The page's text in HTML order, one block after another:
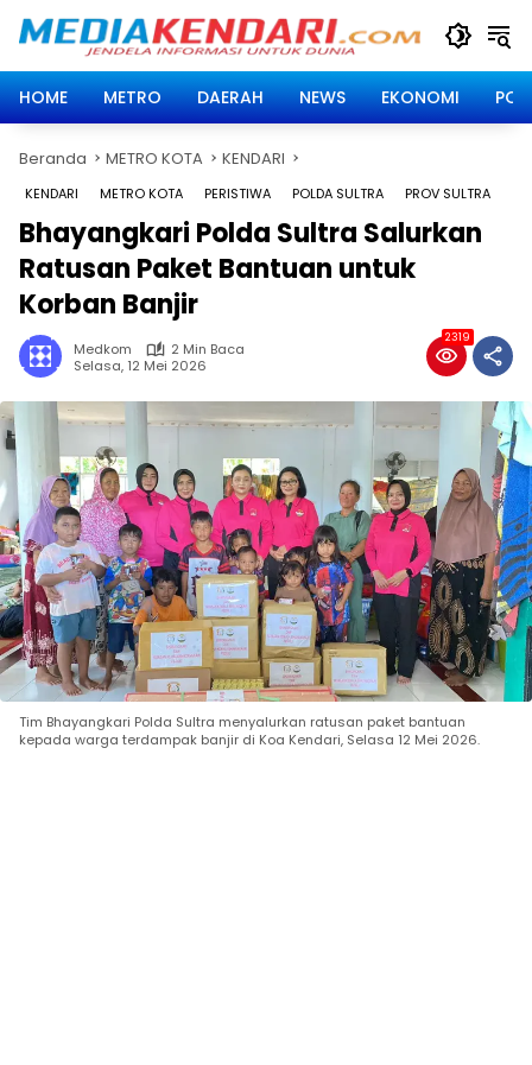
HOME
METRO DAERAH NEWS EKONOMI
Beranda METRO KOTA KENDARI
KENDARI METRO KOTA PERISTIWA POLDA SULTRA PROV SULTRA
Bhayangkari Polda Sultra Salurkan
Ratusan Paket Bantuan untuk
Korban Banjir
Medkom
2 Min Baca
Selasa, 12 Mei 2026
2319
Tim Bhayangkari Polda Sultra menyalurkan ratusan paket bantuan
kepada warga terdampak banjir di Koa Kendari, Selasa 12 Mei 2026.